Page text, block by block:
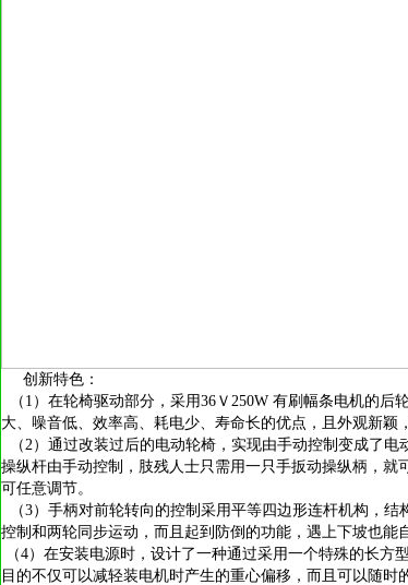
创新特色：
（1）在轮椅驱动部分，采用36Ｖ250W 有刷幅条电机的后
大、噪音低、效率高、耗电少、寿命长的优点，且外观新颖
（2）通过改装过后的电动轮椅，实现由手动控制变成了电
操纵杆由手动控制，肢残人士只需用一只手扳动操纵柄，就
可任意调节。
（3）手柄对前轮转向的控制采用平等四边形连杆机构，结
控制和两轮同步运动，而且起到防倒的功能，遇上下坡也能
（4）在安装电源时，设计了一种通过采用一个特殊的长方
目的不仅可以减轻装电机时产生的重心偏移，而且可以随时